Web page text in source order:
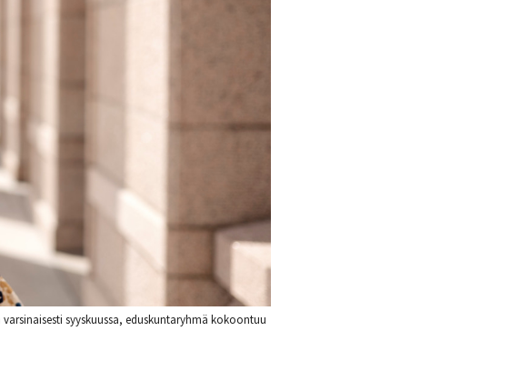
syyskuussa, eduskuntaryhmä kokoontuu